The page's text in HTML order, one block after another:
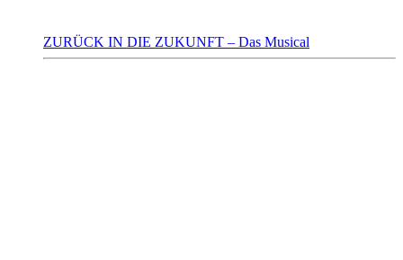
ZURÜCK IN DIE ZUKUNFT – Das Musical